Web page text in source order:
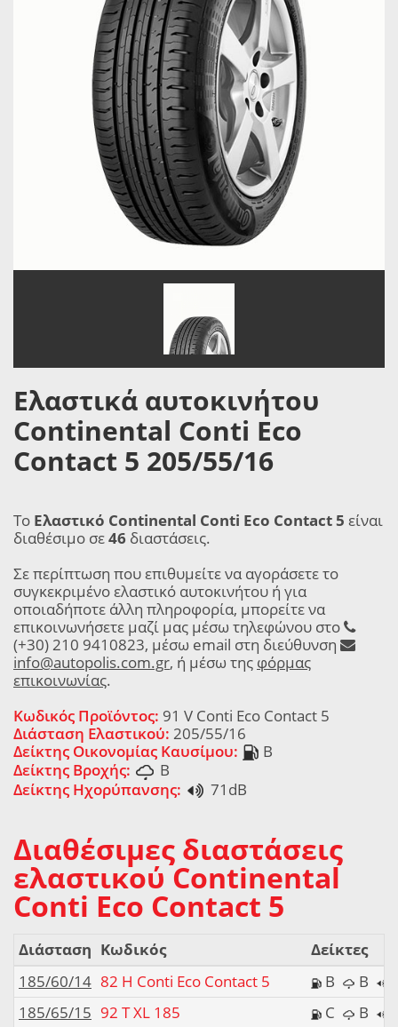
Ελαστικά αυτοκινήτου
Continental Conti Eco
Contact 5 205/55/16
Το Ελαστικό Continental Conti Eco Contact 5 είναι
διαθέσιμο σε46 διαστάσεις.
Σε περίπτωση που επιθυμείτε να αγοράσετε το
συγκεκριμένο ελαστικό αυτοκινήτου ή για
οποιαδήποτε άλλη πληροφορία, μπορείτε να
επικοινωνήσετε μαζί μας μέσω τηλεφώνου στο
(+30) 210 9410823, μέσω email στη διεύθυνση
info@autopolis.com.gr, ή μέσω της φόρμας
επικοινωνίας.
Κωδικός Προϊόντος: 91 V Conti Eco Contact 5
Διάσταση Ελαστικού: 205/55/16
Δείκτης Οικονομίας Καυσίμου:
B
Δείκτης Βροχής:
B
Δείκτης Ηχορύπανσης:
71dB
Διαθέσιμες διαστάσεις
ελαστικού Continental
Conti Eco Contact 5
Διάσταση Κωδικός
Δείκτες
185/60/14 82 H Conti Eco Contact 5 B B
185/65/15 92 T XL 185 C B